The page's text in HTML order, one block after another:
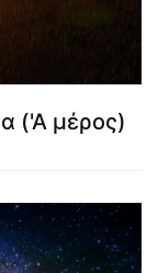
('Α μέρος)